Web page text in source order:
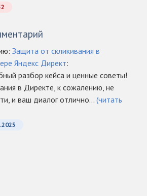
Защита от скликивания в
Яндекс Директ:
разбор кейса и ценные советы!
в Директе, к сожалению, не
и ваш диалог отлично... (читать